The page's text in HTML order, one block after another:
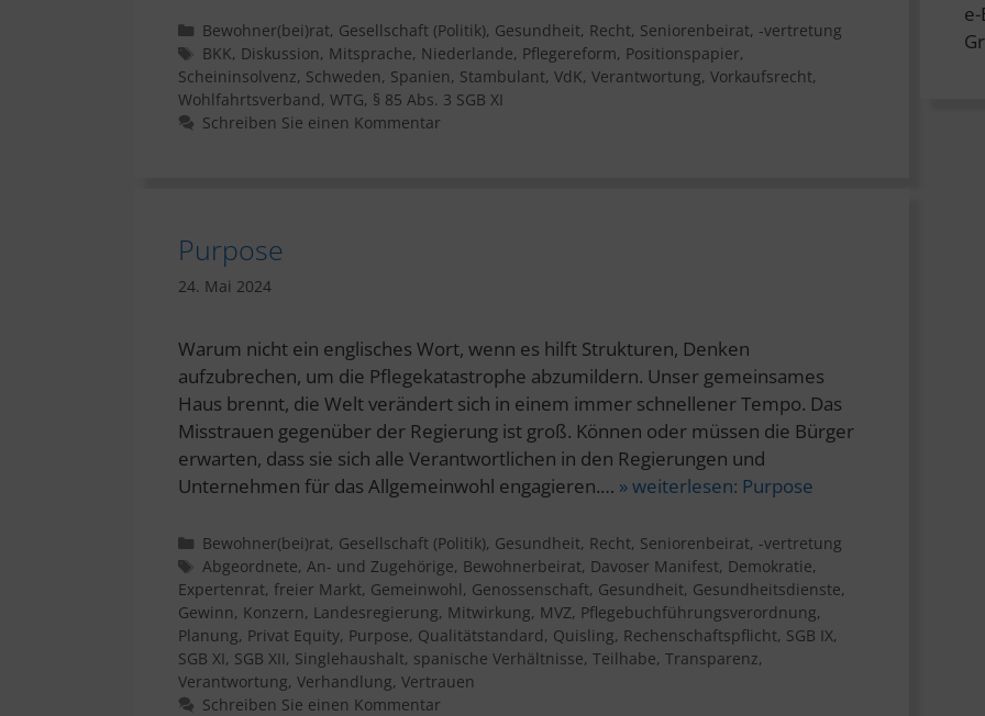
Kategorien
Bewohner(bei)rat, Gesellschaft (Politik), Gesundheit, Recht, Seniorenbeirat, -vertretung
Schlagwörter
BKK, Diskussion, Mitsprache, Niederlande, Pflegereform, Positionspapier,
Scheininsolvenz, Schweden, Spanien, Stambulant, VdK, Verantwortung, Vorkaufsrecht,
Wohlfahrtsverband, WTG, § 85 Abs. 3 SGB XI
Schreiben Sie einen Kommentar
Purpose
24. Mai 2024
Warum nicht ein englisches Wort, wenn es hilft Strukturen, Denken
aufzubrechen, um die Pflegekatastrophe abzumildern. Unser gemeinsames
Haus brennt, die Welt verändert sich in einem immer schnellener Tempo. Das
Misstrauen gegenüber der Regierung ist groß. Können oder müssen die Bürger
erwarten, dass sie sich alle Verantwortlichen in den Regierungen und
Unternehmen für das Allgemeinwohl engagieren.… » weiterlesen: Purpose
Kategorien
Bewohner(bei)rat, Gesellschaft (Politik), Gesundheit, Recht, Seniorenbeirat, -vertretung
Schlagwörter
Abgeordnete, An- und Zugehörige, Bewohnerbeirat, Davoser Manifest, Demokratie,
Expertenrat, freier Markt, Gemeinwohl, Genossenschaft, Gesundheit, Gesundheitsdienste,
Gewinn, Konzern, Landesregierung, Mitwirkung, MVZ, Pflegebuchführungsverordnung,
Planung, Privat Equity, Purpose, Qualitätstandard, Quisling, Rechenschaftspflicht, SGB IX,
SGB XI, SGB XII, Singlehaushalt, spanische Verhältnisse, Teilhabe, Transparenz,
Verantwortung, Verhandlung, Vertrauen
Schreiben Sie einen Kommentar